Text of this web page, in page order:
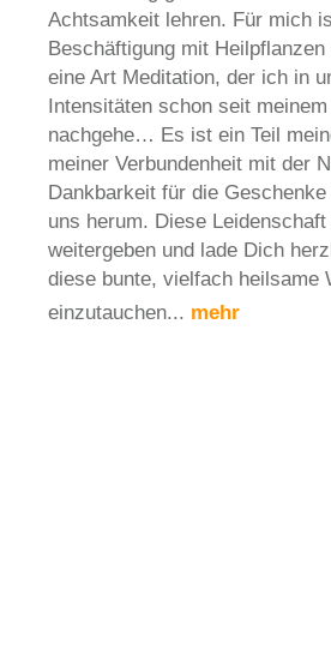
Achtsamkeit lehren. Für mich
Beschäftigung mit
eine Art Meditation, der ich in
Intensitäten schon seit
nachgehe… Es ist ein Teil
meiner Verbundenheit mit der
Dankbarkeit für die
uns herum. Diese
weitergeben und lade Dich
diese bunte, vielfach heilsame
einzutauchen... mehr